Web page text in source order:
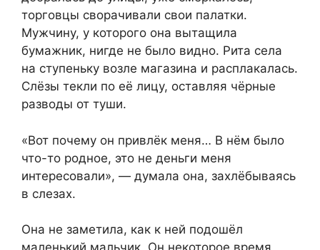
торговцы сворачивали свои палатки.
Мужчину, у которого она вытащила
бумажник, нигде не было видно. Рита села
на ступеньку возле магазина и расплакалась.
Слёзы текли по её лицу, оставляя чёрные
разводы от туши.
«Вот почему он привлёк меня… В нём было
что-то родное, это не деньги меня
интересовали», — думала она, захлёбываясь
в слезах.
Она не заметила, как к ней подошёл